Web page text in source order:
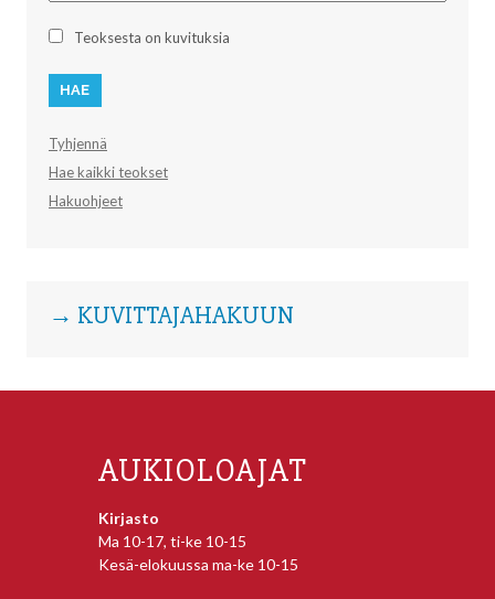
Teoksesta on kuvituksia
Tyhjennä
Hae kaikki teokset
Hakuohjeet
→ KUVITTAJAHAKUUN
AUKIOLOAJAT
Kirjasto
Ma 10-17, ti-ke 10-15
Kesä-elokuussa ma-ke 10-15